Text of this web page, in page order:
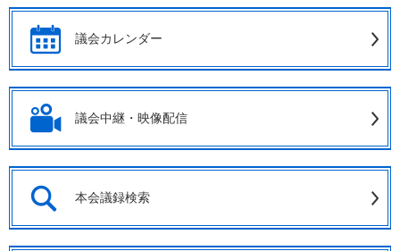
議会カレンダー
議会中継・映像配信
本会議録検索